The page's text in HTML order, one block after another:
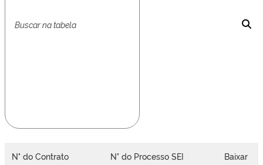
N° do Contrato N° do Processo SEI Baixar